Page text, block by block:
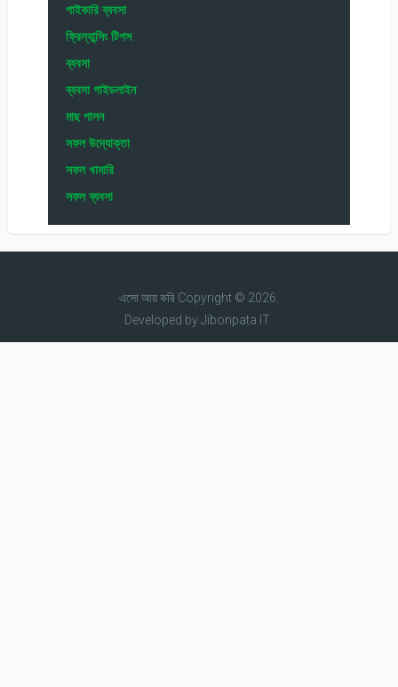
পাইকারি ব্যবসা
ফ্রিল্যান্সিং টিপস
ব্যবসা
ব্যবসা গাইডলাইন
মাছ পালন
সফল উদ্যোক্তা
সফল খামারি
সফল ব্যবসা
এসো আয় করিCopyright © 2026.
Developed byJibonpata IT